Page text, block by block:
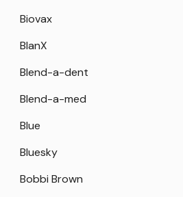
Biovax
BlanX
Blend-a-dent
Blend-a-med
Blue
Bluesky
Bobbi Brown